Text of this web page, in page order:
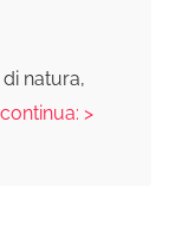
natura,
continua: >